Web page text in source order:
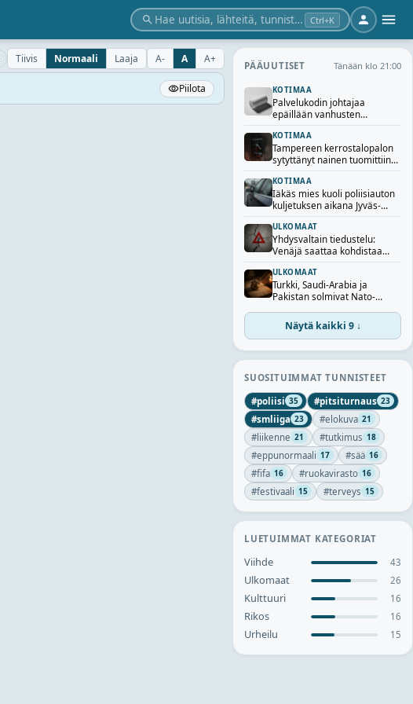
Hae uutisia, lähteitä, tunnisteita…Ctrl+K
PÄÄUUTISET Tänään klo 21:00
KOTIMAA
Palvelukodin johtajaa
epäillään vanhusten
opioidilääkkeiden
varastamisesta Lapissa
KOTIMAA
Tampereen kerrostalopalon
sytyttänyt nainen tuomittiin
viideksi vuodeksi vankeuteen
KOTIMAA
Iäkäs mies kuoli poliisiauton
kuljetuksen aikana Jyväs-
kylässä –
Valtakunnansyyttäjä tutkii
poliisin toiminnan
lainmukaisuutta
ULKOMAAT
Yhdysvaltain tiedustelu:
Venäjä saattaa kohdistaa
rajatun hyökkäyksen Nato-
maahan jo syksyllä
ULKOMAAT
Turkki, Saudi-Arabia ja
Pakistan solmivat Nato-
puolustussopimuksen
Mekassa
Näytä kaikki 9 ↓
SUOSITUIMMAT TUNNISTEET
#poliisi 35 #pitsiturnaus 23
#smliiga 23 #elokuva 21
#liikenne 21 #tutkimus 18
#eppunormaali 17 #sää 16
#fifa 16 #ruokavirasto 16
#festivaali 15 #terveys 15
LUETUIMMAT KATEGORIAT
Viihde 43
Ulkomaat 26
Kulttuuri 16
Rikos 16
Urheilu 15
Tiivis Normaali Laaja A- A A+
Piilota